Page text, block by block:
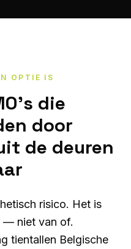
OPTIE IS
die
door
de deuren
risico. Het is
— niet van of.
tientallen Belgische